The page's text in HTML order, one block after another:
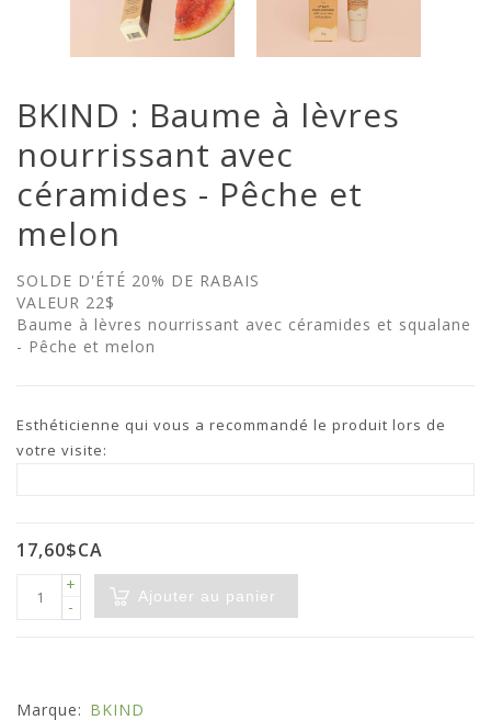
BKIND : Baume à lèvres
nourrissant avec
céramides - Pêche et
melon
SOLDE D'ÉTÉ 20% DE RABAIS
VALEUR 22$
Baume à lèvres nourrissant avec céramides et squalane
- Pêche et melon
Esthéticienne qui vous a recommandé le produit lors de
votre visite:
17,60$CA
+
-
Ajouter au panier
Marque: BKIND